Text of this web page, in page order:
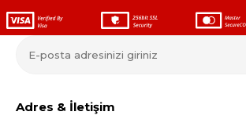
Adres & İletişim